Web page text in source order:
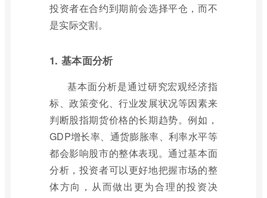
投资者在合约到期前会选择平仓，而不
是实际交割。
1. 基本面分析
基本面分析是通过研究宏观经济指
标、政策变化、行业发展状况等因素来
判断股指期货价格的长期趋势。例如，
GDP增长率、通货膨胀率、利率水平等
都会影响股市的整体表现。通过基本面
分析，投资者可以更好地把握市场的整
体方向，从而做出更为合理的投资决